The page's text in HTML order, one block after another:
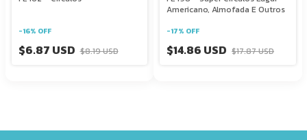
-16% OFF
$6.87 USD $8.19 USD
Americano, Almofada E Outros
-17% OFF
$14.86 USD $17.87 USD